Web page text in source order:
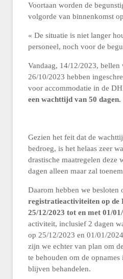
Voortaan worden de
volgorde van binnenkomst
« De situatie is niet langer
personeel, noch voor de
Vandaag, 14/12/2023, bellen
26/10/2023 hebben
voor accommodatie in de
een wachttijd van 50 dagen.
Gezien het feit dat de
bedroeg, is het helaas zeer
drastische maatregelen deze
dagen alleen maar zal
Daarom hebben we besloten
registratieactiviteiten op de
25/12/2023 tot en met 01/
activiteit, inclusief 2 dagen
op 25/12/2023 en 01/01/
zijn we echter van plan om
te behouden om de opnames
blijven behandelen.